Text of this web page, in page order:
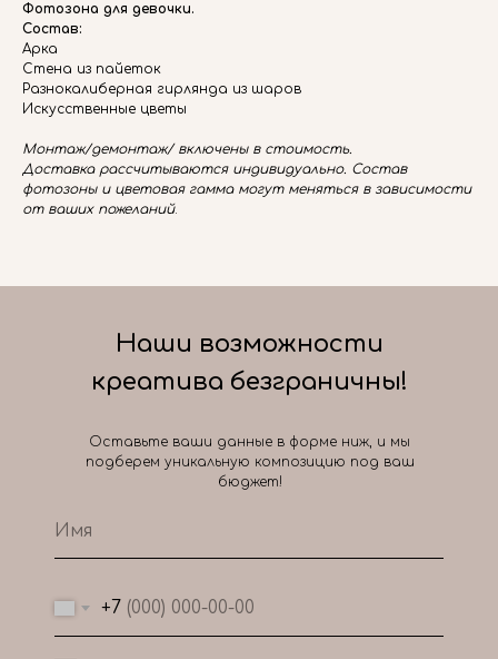
Фотозона для девочки.
Состав:
Арка
Стена из пайеток
Разнокалиберная гирлянда из шаров
Искусственные цветы
Монтаж/демонтаж/ включены в стоимость.
Доставка рассчитываются индивидуально. Состав
фотозоны и цветовая гамма могут меняться в зависимости
от ваших пожеланий.
+7
Наши возможности
креатива безграничны!
Оставьте ваши данные в форме ниж, и мы
подберем уникальную композицию под ваш
бюджет!